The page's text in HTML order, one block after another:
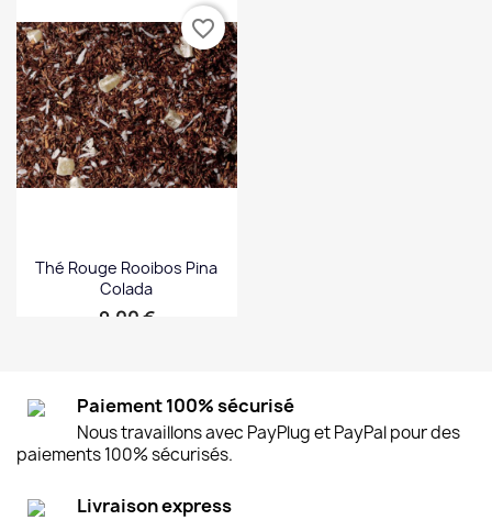
Thé Rouge Rooibos Pina
Colada
Prix
9,00 €
favorite_border
Paiement 100% sécurisé
Nous travaillons avec PayPlug et PayPal pour des
paiements 100% sécurisés.
Livraison express